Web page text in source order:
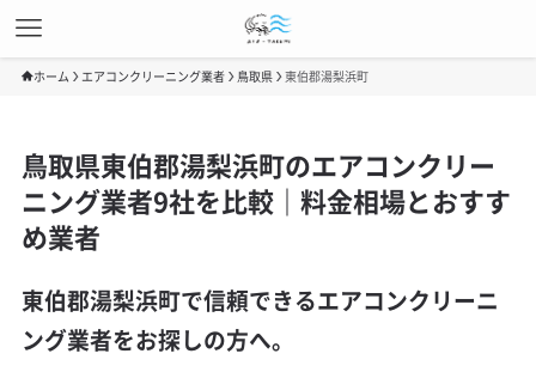
ホーム エアコンクリーニング業者 鳥取県 東伯郡湯梨浜町
鳥取県東伯郡湯梨浜町のエアコンクリー
ニング業者9社を比較｜料金相場とおすす
め業者
東伯郡湯梨浜町で信頼できるエアコンクリーニ
ング業者をお探しの方へ。